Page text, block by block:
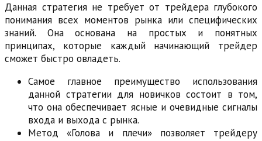
Данная стратегия не требует от трейдера глубокого
понимания всех моментов рынка или специфических
знаний. Она основана на простых и понятных
принципах, которые каждый начинающий трейдер
сможет быстро овладеть.
Самое главное преимущество использования
данной стратегии для новичков состоит в том,
что она обеспечивает ясные и очевидные сигналы
входа и выхода с рынка.
Метод «Голова и плечи» позволяет трейдеру